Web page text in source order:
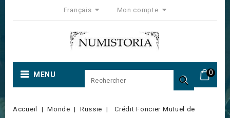
Français Mon compte
0
MENU 
Accueil Monde Russie
Crédit Foncier Mutuel de